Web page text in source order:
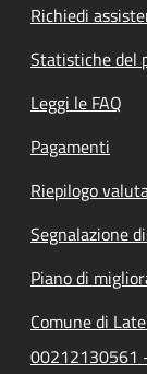
Richiedi
Statistiche del
Leggi le FAQ
Pagamenti
Riepilogo
Segnalazione
Piano di
Comune di
00212130561